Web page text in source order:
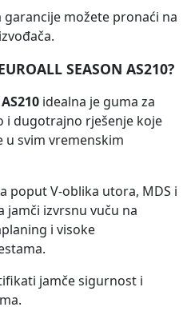
možete pronaći na
SEASON AS210?
idealna je guma za
i dugotrajno rješenje koje
svim vremenskim
poput V-oblika utora, MDS i
jamči izvrsnu vuču na
i visoke
jamče sigurnost i